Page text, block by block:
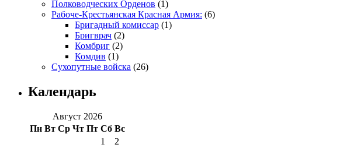
Полководческих Орденов (1)
Рабоче-Крестьянская Красная Армия: (6)
Бригадный комиссар (1)
Бригврач (2)
Комбриг (2)
Комдив (1)
Сухопутные войска (26)
Календарь
Август 2026
Пн Вт Ср Чт Пт Сб Вс
1
2